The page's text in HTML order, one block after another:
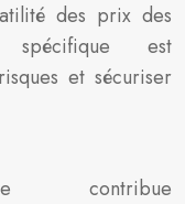
des prix des
spécifique est
et sécuriser
contribue